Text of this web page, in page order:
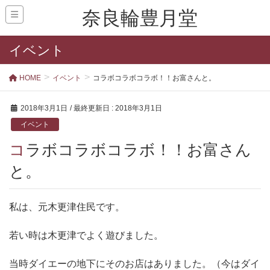
奈良輪豊月堂
イベント
HOME イベント コラボコラボコラボ！！お富さんと。
2018年3月1日 / 最終更新日 : 2018年3月1日
イベント
コラボコラボコラボ！！お富さん
と。
私は、元木更津住民です。
若い時は木更津でよく遊びました。
当時ダイエーの地下にそのお店はありました。（今はダイ